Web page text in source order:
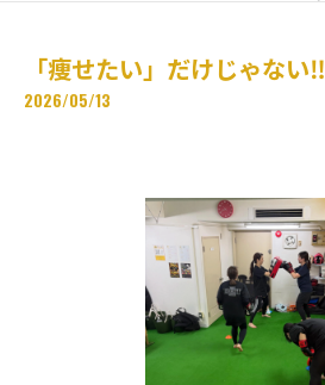
「痩せたい」だけじゃない‼️
2026/05/13